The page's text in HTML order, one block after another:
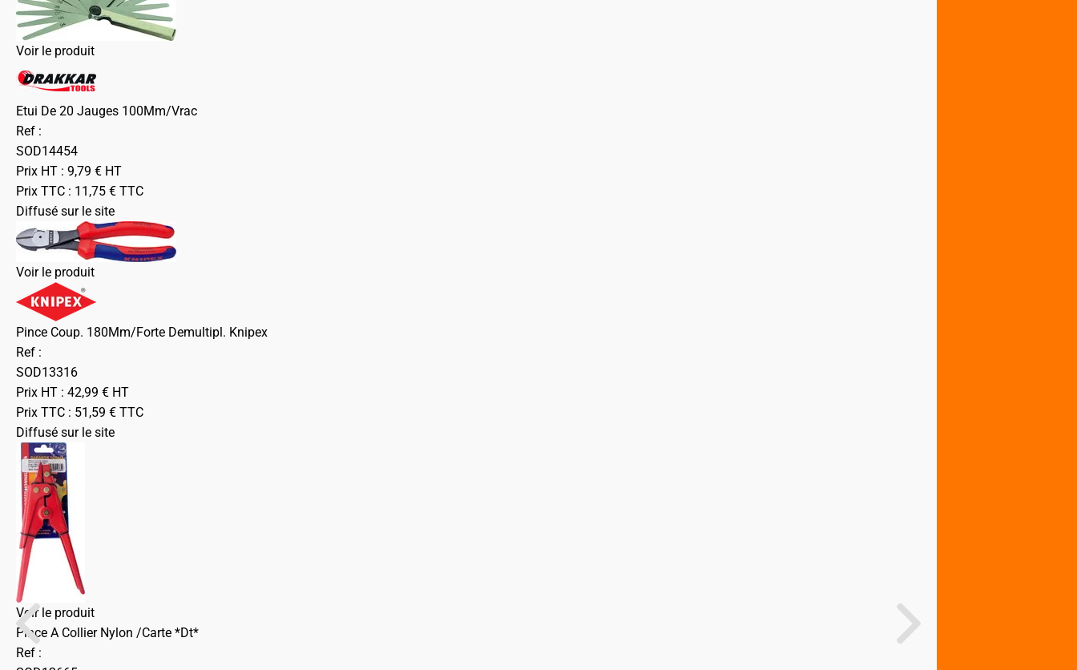
Voir le produit
Etui De 20 Jauges 100Mm/Vrac
Ref :
SOD14454
Prix HT : 9,79 € HT
Prix TTC : 11,75 € TTC
Diffusé sur le site
Voir le produit
Pince Coup. 180Mm/Forte Demultipl. Knipex
Ref :
SOD13316
Prix HT : 42,99 € HT
Prix TTC : 51,59 € TTC
Diffusé sur le site
Voir le produit
Pince A Collier Nylon /Carte *Dt*
Ref :